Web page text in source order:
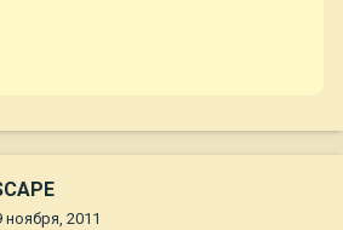
ноября, 2011